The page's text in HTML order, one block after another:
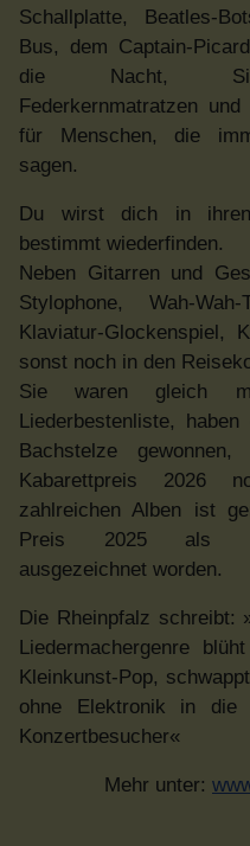
Schallplatte, Beatles-
Bus, dem Captain-
die Nacht, Sieben-
Federkernmatratzen
für Menschen, die
sagen.
Du wirst dich in ihren
bestimmt wiederfinden.
Neben Gitarren und
Stylophone, Wah-
Klaviatur-Glockenspiel,
sonst noch in den
Sie waren gleich
Liederbestenliste,
Bachstelze
Kabarettpreis 2026
zahlreichen Alben ist
Preis 2025 als
ausgezeichnet worden.
Die Rheinpfalz schreibt:
Liedermachergenre
Kleinkunst-Pop,
ohne Elektronik in die
Konzertbesucher«
Mehr unter: